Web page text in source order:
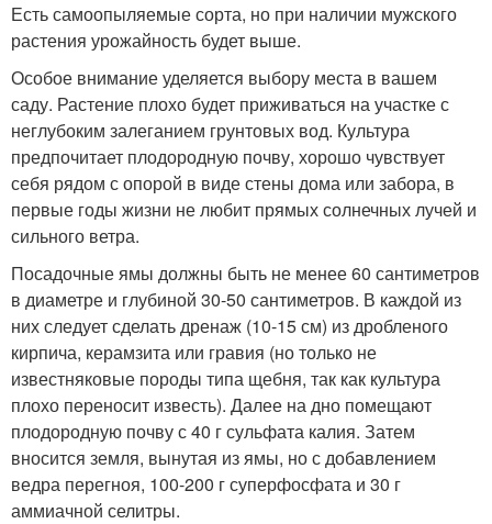
Есть самоопыляемые сорта, но при наличии мужского
растения урожайность будет выше.
Особое внимание уделяется выбору места в вашем
саду. Растение плохо будет приживаться на участке с
неглубоким залеганием грунтовых вод. Культура
предпочитает плодородную почву, хорошо чувствует
себя рядом с опорой в виде стены дома или забора, в
первые годы жизни не любит прямых солнечных лучей и
сильного ветра.
Посадочные ямы должны быть не менее 60 сантиметров
в диаметре и глубиной 30-50 сантиметров. В каждой из
них следует сделать дренаж (10-15 см) из дробленого
кирпича, керамзита или гравия (но только не
известняковые породы типа щебня, так как культура
плохо переносит известь). Далее на дно помещают
плодородную почву с 40 г сульфата калия. Затем
вносится земля, вынутая из ямы, но с добавлением
ведра перегноя, 100-200 г суперфосфата и 30 г
аммиачной селитры.